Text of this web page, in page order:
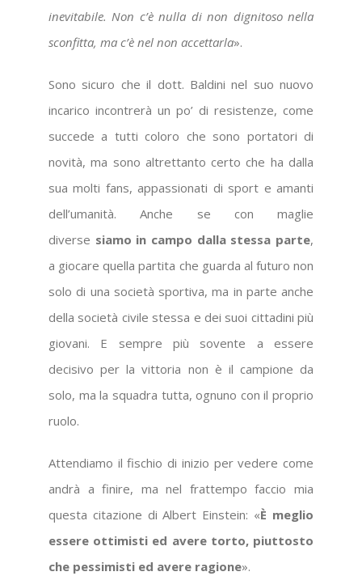
inevitabile. Non c’è nulla di non dignitoso nella
sconfitta, ma c’è nel non accettarla».
Sono sicuro che il dott. Baldini nel suo nuovo
incarico incontrerà un po’ di resistenze, come
succede a tutti coloro che sono portatori di
novità, ma sono altrettanto certo che ha dalla
sua molti fans, appassionati di sport e amanti
dell’umanità. Anche se con maglie
diverse siamo in campo dalla stessa parte,
a giocare quella partita che guarda al futuro non
solo di una società sportiva, ma in parte anche
della società civile stessa e dei suoi cittadini più
giovani. E sempre più sovente a essere
decisivo per la vittoria non è il campione da
solo, ma la squadra tutta, ognuno con il proprio
ruolo.
Attendiamo il fischio di inizio per vedere come
andrà a finire, ma nel frattempo faccio mia
questa citazione di Albert Einstein: «È meglio
essere ottimisti ed avere torto, piuttosto
che pessimisti ed avere ragione».